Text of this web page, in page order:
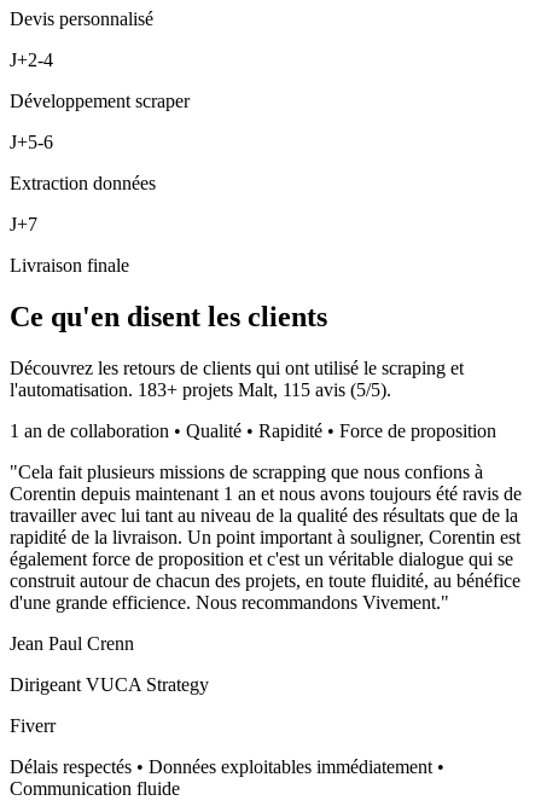
Devis personnalisé
J+2-4
Développement scraper
J+5-6
Extraction données
J+7
Livraison finale
Ce qu'en disent les clients
Découvrez les retours de clients qui ont utilisé le scraping et
l'automatisation. 183+ projets Malt, 115 avis (5/5).
1 an de collaboration • Qualité • Rapidité • Force de proposition
"Cela fait plusieurs missions de scrapping que nous confions à
Corentin depuis maintenant 1 an et nous avons toujours été ravis de
travailler avec lui tant au niveau de la qualité des résultats que de la
rapidité de la livraison. Un point important à souligner, Corentin est
également force de proposition et c'est un véritable dialogue qui se
construit autour de chacun des projets, en toute fluidité, au bénéfice
d'une grande efficience. Nous recommandons Vivement."
Jean Paul Crenn
Dirigeant VUCA Strategy
Fiverr
Délais respectés • Données exploitables immédiatement •
Communication fluide